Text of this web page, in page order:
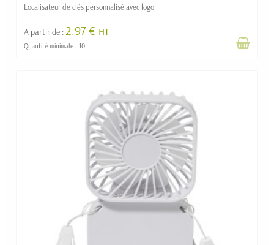
Localisateur de clés personnalisé avec logo
A partir de :2.97 € HT
Quantité minimale : 10